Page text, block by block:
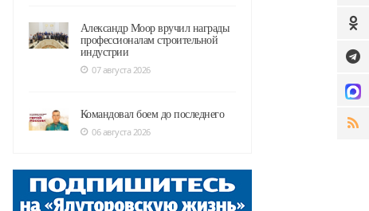
Александр Моор вручил награды
профессионалам строительной
индустрии
07 августа 2026
Командовал боем до последнего
06 августа 2026